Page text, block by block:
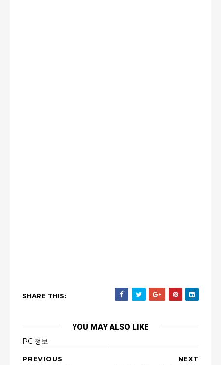
SHARE THIS:
YOU MAY ALSO LIKE
PC 정보
NEXT
PREVIOUS